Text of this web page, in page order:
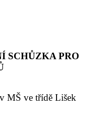
SCHŮZKA PRO
v MŠ ve třídě Lišek